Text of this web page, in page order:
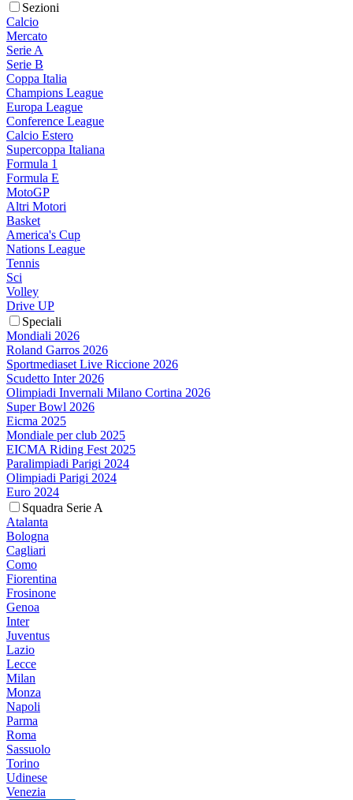
Sezioni
Calcio
Mercato
Serie A
Serie B
Coppa Italia
Champions League
Europa League
Conference League
Calcio Estero
Supercoppa Italiana
Formula 1
Formula E
MotoGP
Altri Motori
Basket
America's Cup
Nations League
Tennis
Sci
Volley
Drive UP
Speciali
Mondiali 2026
Roland Garros 2026
Sportmediaset Live Riccione 2026
Scudetto Inter 2026
Olimpiadi Invernali Milano Cortina 2026
Super Bowl 2026
Eicma 2025
Mondiale per club 2025
EICMA Riding Fest 2025
Paralimpiadi Parigi 2024
Olimpiadi Parigi 2024
Euro 2024
Squadra Serie A
Atalanta
Bologna
Cagliari
Como
Fiorentina
Frosinone
Genoa
Inter
Juventus
Lazio
Lecce
Milan
Monza
Napoli
Parma
Roma
Sassuolo
Torino
Udinese
Venezia